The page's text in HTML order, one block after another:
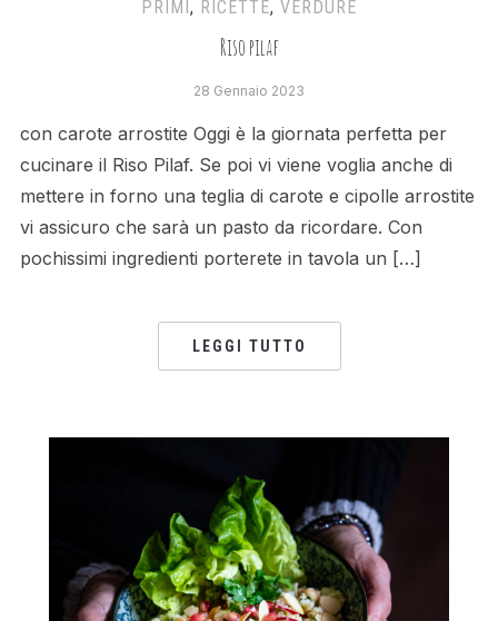
PRIMI, RICETTE, VERDURE
Riso pilaf
28 Gennaio 2023
con carote arrostite Oggi è la giornata perfetta per
cucinare il Riso Pilaf. Se poi vi viene voglia anche di
mettere in forno una teglia di carote e cipolle arrostite
vi assicuro che sarà un pasto da ricordare. Con
pochissimi ingredienti porterete in tavola un […]
LEGGI TUTTO